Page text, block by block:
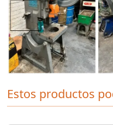
Estos productos